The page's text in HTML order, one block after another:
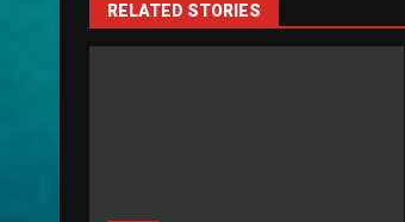
RELATED STORIES